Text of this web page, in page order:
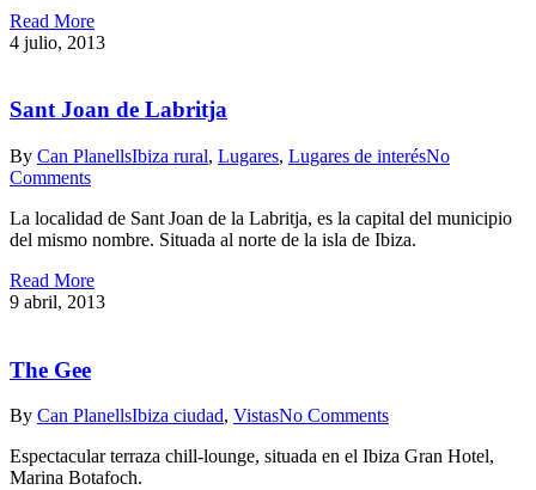
Read More
4 julio, 2013
Sant Joan de Labritja
By Can PlanellsIbiza rural, Lugares, Lugares de interésNo
Comments
La localidad de Sant Joan de la Labritja, es la capital del municipio
del mismo nombre. Situada al norte de la isla de Ibiza.
Read More
9 abril, 2013
The Gee
By Can PlanellsIbiza ciudad, VistasNo Comments
Espectacular terraza chill-lounge, situada en el Ibiza Gran Hotel,
Marina Botafoch.